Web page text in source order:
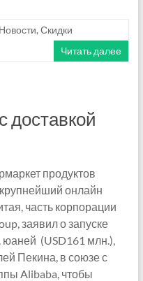
Новости, Скидки
Читать далее
доставкой
продуктов
онлайн
часть корпорации
заявил о запуске
(USD161 млн.),
Пекина, в союзе с
Alibaba, чтобы